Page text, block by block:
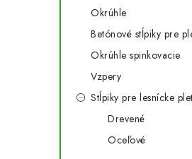
Okrúhle
Betónové stĺpiky pre
Okrúhle spinkovacie
Vzpery
Stĺpiky pre lesnícke
Drevené
Oceľové